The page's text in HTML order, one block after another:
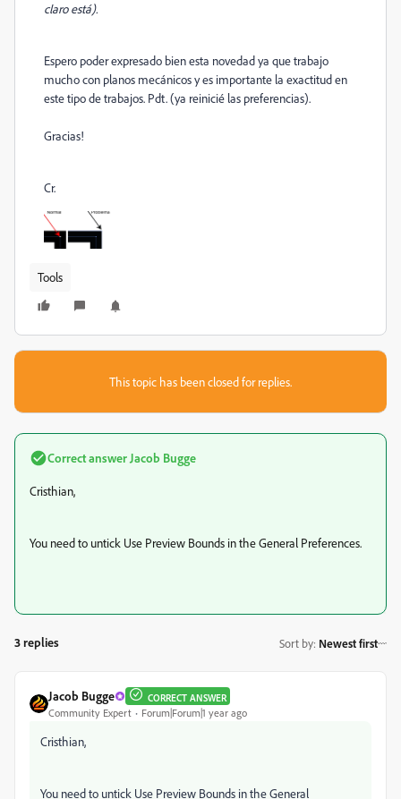
claro está).
Espero poder expresado bien esta novedad ya que trabajo
mucho con planos mecánicos y es importante la exactitud en
este tipo de trabajos. Pdt. (ya reinicié las preferencias).
Gracias!
Cr.
Tools
This topic has been closed for replies.
Correct answerJacob Bugge
Cristhian,
You need to untick Use Preview Bounds in the General Preferences.
3 replies Sort by: Newest first
Jacob Bugge CORRECT ANSWER
Community Expert Forum|Forum|1 year ago
Cristhian,
You need to untick Use Preview Bounds in the General